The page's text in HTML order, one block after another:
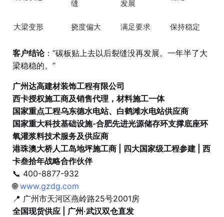
缝
发展
大梁变形 挠度偏大 满足要求 保持稳定
客户结论：“碳板贴上去以后裂缝没再发展。一年半了大
梁稳稳的。”
广州达高建材装饰工程有限公司
西卡授权施工商及销售代理，材料施工一体
国家重点工程乌东德水电站、白鹤滩水电站供应商
国家重大科技基础设施-合肥先进光源储存环支撑底座环
氧灌浆料技术服务及供应商
港珠澳大桥人工岛地坪施工商 | 四大国家级工程参建 | 西
卡叁拾年战略合作伙伴
📞 400-8877-932
🌐www.gzdg.com
📍 广州市天河区燕岭路25号2001房
全国现货供应 | 广州·武汉双仓直发